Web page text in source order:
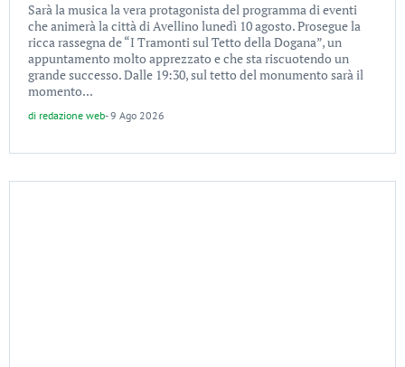
Sarà la musica la vera protagonista del programma di eventi
che animerà la città di Avellino lunedì 10 agosto. Prosegue la
ricca rassegna de “I Tramonti sul Tetto della Dogana”, un
appuntamento molto apprezzato e che sta riscuotendo un
grande successo. Dalle 19:30, sul tetto del monumento sarà il
momento...
di redazione web-9 Ago 2026